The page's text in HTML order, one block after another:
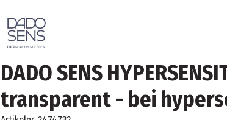
DADO SENS
transparent - bei